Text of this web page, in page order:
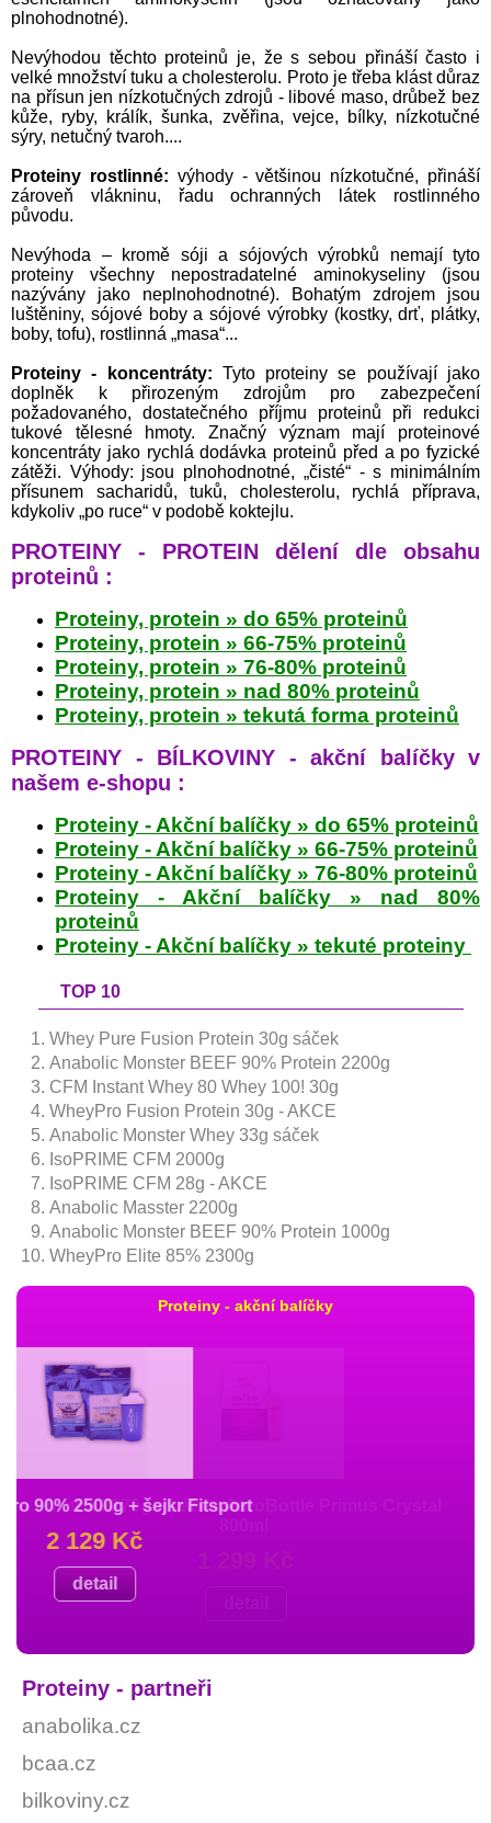
plnohodnotné).
Nevýhodou těchto proteinů je, že s sebou přináší často i
velké množství tuku a cholesterolu. Proto je třeba klást důraz
na přísun jen nízkotučných zdrojů - libové maso, drůbež bez
kůže, ryby, králík, šunka, zvěřina, vejce, bílky, nízkotučné
sýry, netučný tvaroh....
Proteiny rostlinné: výhody - většinou nízkotučné, přináší
zároveň vlákninu, řadu ochranných látek rostlinného
původu.
Nevýhoda – kromě sóji a sójových výrobků nemají tyto
proteiny všechny nepostradatelné aminokyseliny (jsou
nazývány jako neplnohodnotné). Bohatým zdrojem jsou
luštěniny, sójové boby a sójové výrobky (kostky, drť, plátky,
boby, tofu), rostlinná „masa“...
Proteiny - koncentráty: Tyto proteiny se používají jako
doplněk k přirozeným zdrojům pro zabezpečení
požadovaného, dostatečného příjmu proteinů při redukci
tukové tělesné hmoty. Značný význam mají proteinové
koncentráty jako rychlá dodávka proteinů před a po fyzické
zátěži. Výhody: jsou plnohodnotné, „čisté“ - s minimálním
přísunem sacharidů, tuků, cholesterolu, rychlá příprava,
kdykoliv „po ruce“ v podobě koktejlu.
PROTEINY - PROTEIN dělení dle obsahu
proteinů :
Proteiny, protein » do 65% proteinů
Proteiny, protein » 66-75% proteinů
Proteiny, protein » 76-80% proteinů
Proteiny, protein » nad 80% proteinů
Proteiny, protein » tekutá forma proteinů
PROTEINY - BÍLKOVINY - akční balíčky v
našem e-shopu :
Proteiny - Akční balíčky » do 65% proteinů
Proteiny - Akční balíčky » 66-75% proteinů
Proteiny - Akční balíčky » 76-80% proteinů
Proteiny - Akční balíčky » nad 80%
proteinů
Proteiny - Akční balíčky » tekuté proteiny
TOP 10
Whey Pure Fusion Protein 30g sáček
Anabolic Monster BEEF 90% Protein 2200g
CFM Instant Whey 80 Whey 100! 30g
WheyPro Fusion Protein 30g - AKCE
Anabolic Monster Whey 33g sáček
IsoPRIME CFM 2000g
IsoPRIME CFM 28g - AKCE
Anabolic Masster 2200g
Anabolic Monster BEEF 90% Protein 1000g
WheyPro Elite 85% 2300g
Matrix 2270g + Láhev AeroBottle Primus Crystal
2x Maxi Pro 90% 2500g + šejkr Fitsport
Maxi Pro 90% 750g + šejkr Fitsport
2x Hydro Pure Whey 1600g
Proteiny - partneři
anabolika.cz
bcaa.cz
bilkoviny.cz